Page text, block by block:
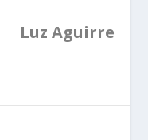
Luz Aguirre